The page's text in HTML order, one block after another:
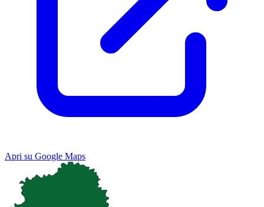
Apri su Google Maps
Map Satellite
Keyboard shortcuts